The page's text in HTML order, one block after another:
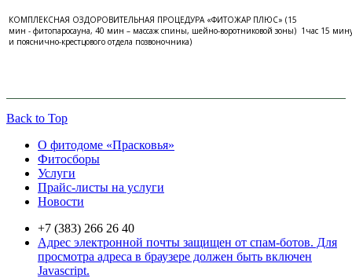
КОМПЛЕКСНАЯ ОЗДОРОВИТЕЛЬНАЯ ПРОЦЕДУРА «ФИТОЖАР ПЛЮС» (15
мин - фитопаросауна, 40 мин – массаж спины, шейно-воротниковой зоны)
и пояснично-крестцового отдела позвоночника)
1час 15
Back to Top
О фитодоме «Прасковья»
Фитосборы
Услуги
Прайс-листы на услуги
Новости
+7 (383) 266 26 40
Адрес электронной почты защищен от спам-ботов. Для
просмотра адреса в браузере должен быть включен
Javascript.